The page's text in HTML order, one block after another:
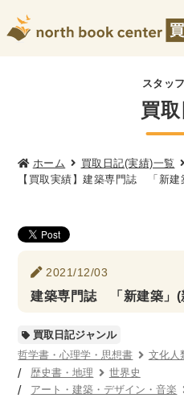
社会学書・人文書籍
哲学書・心理学・思想書
倫理学・道
文化人類学・民俗学
現象学
西洋哲学
政治・法学書
社会学
軍事・外交・国際関係
歴史書・地理
世界史 他歴史地理学
日本史
考古学書
スタッ
買
ホーム
買取日記(実績)一覧
【買取実績】建築専門誌 「新建
2021/12/03
建築専門誌 「新建築」(
買取日記ジャンル
哲学書・心理学・思想書
文化人
歴史書・地理
世界史
アート・建築・デザイン・音楽